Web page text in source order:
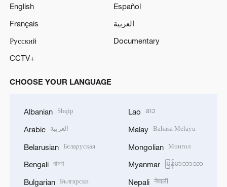
English
Español
Français
العربية
Русский
Documentary
CCTV+
CHOOSE YOUR LANGUAGE
Albanian Shqip
Arabic العربية
Belarusian Беларуская
Bengali বাংলা
Bulgarian Български
Lao ລາວ
Malay Bahasa Melayu
Mongolian Монгол
Myanmar မြန်မာဘာသာ
Nepali नेपाली